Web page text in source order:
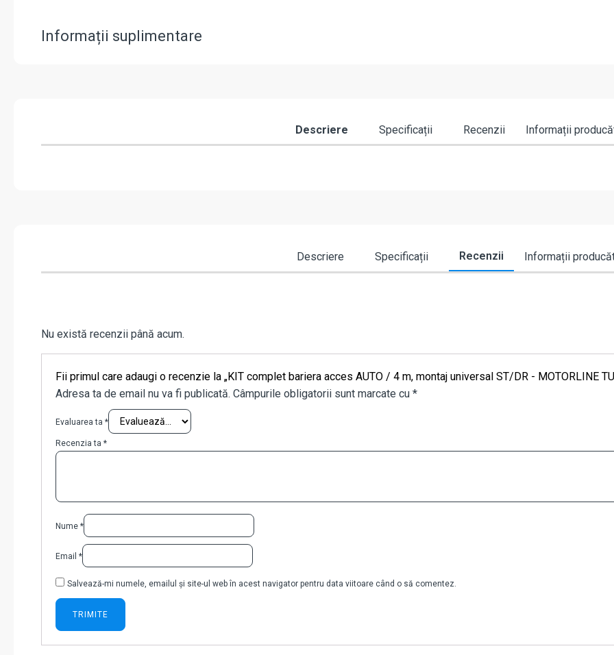
Informații suplimentare
Descriere Specificații Recenzii Informații
Descriere Specificații Recenzii Informații
Nu există recenzii până acum.
Fii primul care adaugi o recenzie la „KIT complet bariera acces AUTO / 4 m, montaj universal ST/DR - MOTORLINE
Adresa ta de email nu va fi publicată. Câmpurile obligatorii sunt marcate cu *
Evaluarea ta *
Recenzia ta *
Nume *
Email *
Salvează-mi numele, emailul și site-ul web în acest navigator pentru data viitoare când o să comentez.